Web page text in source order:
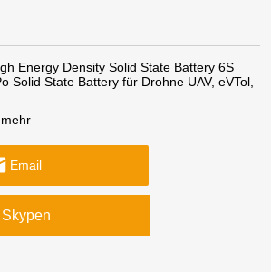
Energy Density Solid State Battery 6S
Solid State Battery für Drohne UAV, eVTol,
Email
Skypen